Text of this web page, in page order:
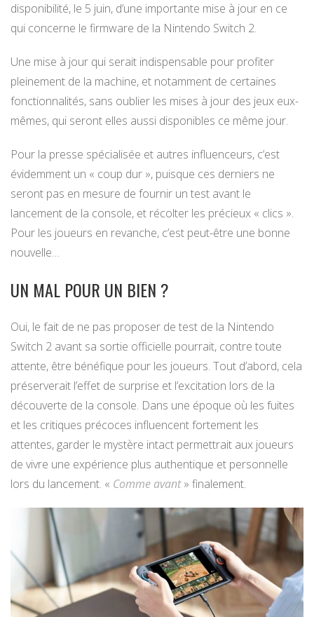
disponibilité, le 5 juin, d’une importante mise à jour en ce
qui concerne le firmware de la Nintendo Switch 2.
Une mise à jour qui serait indispensable pour profiter
pleinement de la machine, et notamment de certaines
fonctionnalités, sans oublier les mises à jour des jeux eux-
mêmes, qui seront elles aussi disponibles ce même jour.
Pour la presse spécialisée et autres influenceurs, c’est
évidemment un « coup dur », puisque ces derniers ne
seront pas en mesure de fournir un test avant le
lancement de la console, et récolter les précieux « clics ».
Pour les joueurs en revanche, c’est peut-être une bonne
nouvelle…
UN MAL POUR UN BIEN ?
Oui, le fait de ne pas proposer de test de la Nintendo
Switch 2 avant sa sortie officielle pourrait, contre toute
attente, être bénéfique pour les joueurs. Tout d’abord, cela
préserverait l’effet de surprise et l’excitation lors de la
découverte de la console. Dans une époque où les fuites
et les critiques précoces influencent fortement les
attentes, garder le mystère intact permettrait aux joueurs
de vivre une expérience plus authentique et personnelle
lors du lancement. « Comme avant» finalement.